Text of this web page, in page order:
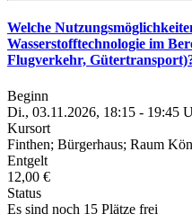
Welche
Wasserstofftechnologie im
Flugverkehr,
Beginn
Di., 03.11.2026, 18:15 - 19:45
Kursort
Finthen; Bürgerhaus; Raum
Entgelt
12,00 €
Status
Es sind noch 15 Plätze frei